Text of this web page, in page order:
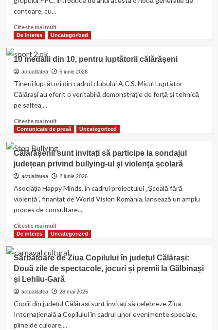
Iei
contoare, cu...
Citeste mai multRead
more
Electrice
România
accelerează
instalarea
de
noi
în
2026
și
grad
de
acoperire
67%
la
anului
De interes Uncategorized
10 medalii din 10, pentru luptătorii călărășeni
actualitatea 5 iunie 2026
Tinerii luptători din cadrul clubului A.C.S. Micul Luptător
Călărași au oferit o veritabilă demonstrație de forță și tehnică
pe saltea,...
Citeste mai multRead
more
10
medalii
din
10,
pentru
luptătorii
călărășeni
Comunicate de presă Uncategorized
Călărășenii sunt invitați să participe la sondajul
județean privind bullying-ul și violența școlară
actualitatea 2 iunie 2026
Asociația Happy Minds, în cadrul proiectului „Școală fără
violență”, finanțat de World Vision România, lansează un amplu
proces de consultare...
Citeste mai multRead
more
Călărășenii
sunt
invitați
să
participe
sondajul
județean
privind
De interes Uncategorized
Sărbătoare de Ziua Copilului în județul Călărași:
Două zile de spectacole, jocuri și premii la Gălbinași
și Lehliu-Gară
actualitatea 28 mai 2026
Copiii din județul Călărași sunt invitați să celebreze Ziua
Internațională a Copilului în cadrul unor evenimente speciale,
pline de culoare,...